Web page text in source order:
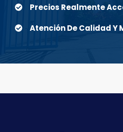
Precios Realmente
Atención De Calidad Y